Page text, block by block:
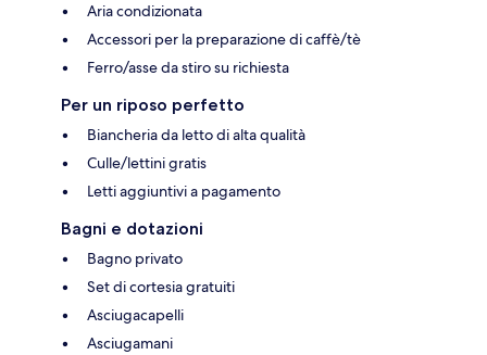
Aria condizionata
Accessori per la preparazione di caffè/tè
Ferro/asse da stiro su richiesta
Per un riposo perfetto
Biancheria da letto di alta qualità
Culle/lettini gratis
Letti aggiuntivi a pagamento
Bagni e dotazioni
Bagno privato
Set di cortesia gratuiti
Asciugacapelli
Asciugamani